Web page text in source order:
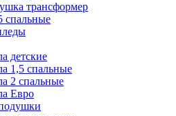
трансформер
спальные
детские
1,5 спальные
2 спальные
Евро